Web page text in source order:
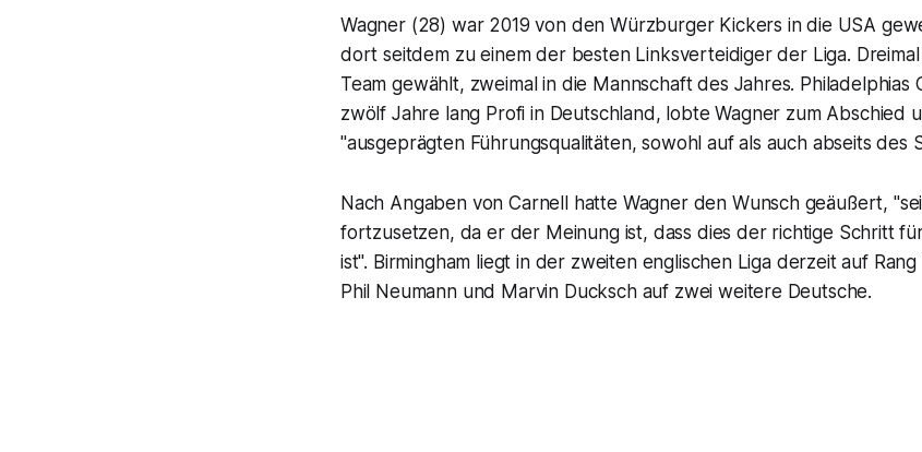
Wagner (28) war 2019 von den Würzburger Kickers in die USA
dort seitdem zu einem der besten Linksverteidiger der Liga.
Team gewählt, zweimal in die Mannschaft des Jahres. Philadelphias
zwölf Jahre lang Profi in Deutschland, lobte Wagner zum Abschied
"ausgeprägten Führungsqualitäten, sowohl auf als auch abseits des
Nach Angaben von Carnell hatte Wagner den Wunsch geäußert,
fortzusetzen, da er der Meinung ist, dass dies der richtige Schritt
ist". Birmingham liegt in der zweiten englischen Liga derzeit auf
Phil Neumann und Marvin Ducksch auf zwei weitere Deutsche.